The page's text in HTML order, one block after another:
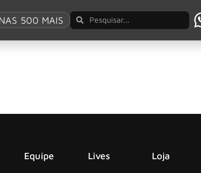
500 MAIS
Grace
Equipe Lives Loja